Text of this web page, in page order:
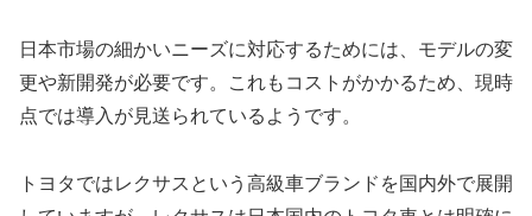
日本市場の細かいニーズに対応するためには、モデルの変
更や新開発が必要です。これもコストがかかるため、現時
点では導入が見送られているようです。
トヨタではレクサスという高級車ブランドを国内外で展開